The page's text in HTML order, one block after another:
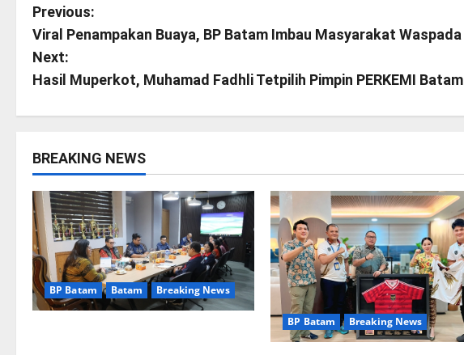
P
o
s
t
n
a
v
i
g
Previous:
Viral Penampakan Buaya, BP Batam Imbau Masyarakat Waspada
Next:
Hasil Muperkot, Muhamad Fadhli Tetpilih Pimpin PERKEMI Batam
BREAKING NEWS
BP Batam Batam Breaking News
BP Batam Breaking News